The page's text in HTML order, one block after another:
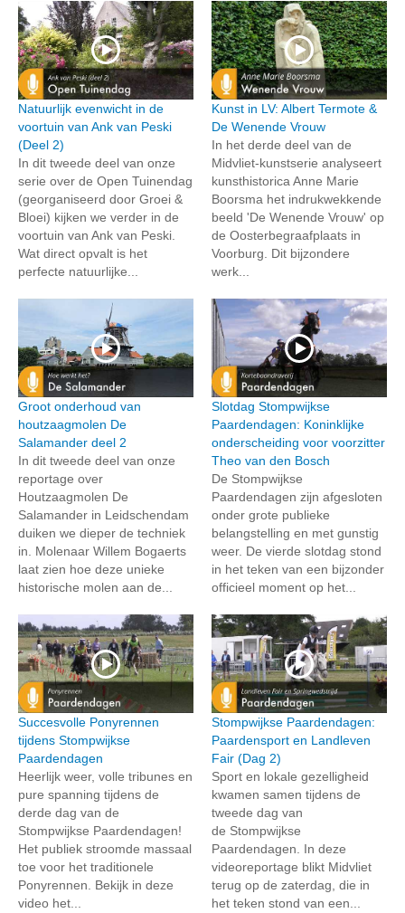
Natuurlijk evenwicht in de
voortuin van Ank van Peski
(Deel 2)
In dit tweede deel van onze
serie over de Open Tuinendag
(georganiseerd door Groei &
Bloei) kijken we verder in de
voortuin van Ank van Peski.
Wat direct opvalt is het
perfecte natuurlijke...
Kunst in LV: Albert Termote &
De Wenende Vrouw
In het derde deel van de
Midvliet-kunstserie analyseert
kunsthistorica Anne Marie
Boorsma het indrukwekkende
beeld 'De Wenende Vrouw' op
de Oosterbegraafplaats in
Voorburg. Dit bijzondere
werk...
Groot onderhoud van
houtzaagmolen De
Salamander deel 2
In dit tweede deel van onze
reportage over
Houtzaagmolen De
Salamander in Leidschendam
duiken we dieper de techniek
in. Molenaar Willem Bogaerts
laat zien hoe deze unieke
historische molen aan de...
Slotdag Stompwijkse
Paardendagen: Koninklijke
onderscheiding voor voorzitter
Theo van den Bosch
De Stompwijkse
Paardendagen zijn afgesloten
onder grote publieke
belangstelling en met gunstig
weer. De vierde slotdag stond
in het teken van een bijzonder
officieel moment op het...
Succesvolle Ponyrennen
tijdens Stompwijkse
Paardendagen
Heerlijk weer, volle tribunes en
pure spanning tijdens de
derde dag van de
Stompwijkse Paardendagen!
Het publiek stroomde massaal
toe voor het traditionele
Ponyrennen. Bekijk in deze
video het...
Stompwijkse Paardendagen:
Paardensport en Landleven
Fair (Dag 2)
Sport en lokale gezelligheid
kwamen samen tijdens de
tweede dag van
de Stompwijkse
Paardendagen. In deze
videoreportage blikt Midvliet
terug op de zaterdag, die in
het teken stond van een...